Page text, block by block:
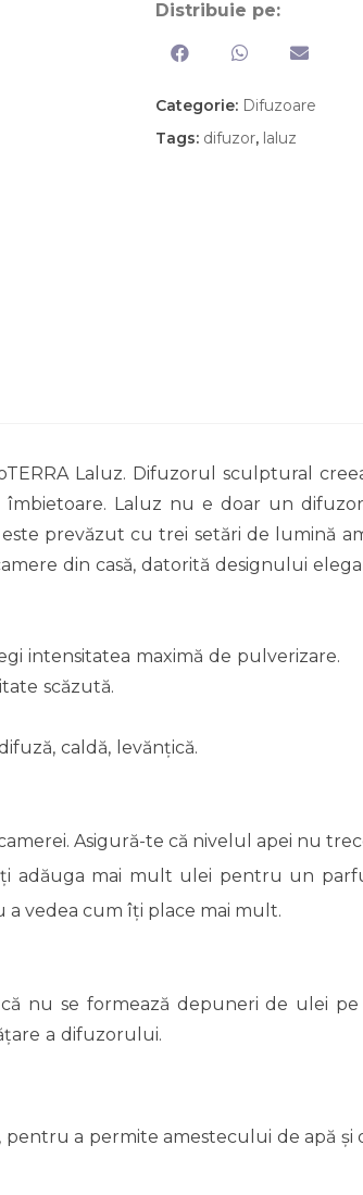
Distribuie pe:
Categorie: Difuzoare
Tags: difuzor, laluz
Laluz. Difuzorul sculptural
Laluz nu e doar un
prevăzut cu trei setări de lumină
din casă, datorită designului
intensitatea maximă de pulverizare.
scăzută.
caldă, levănțică.
Asigură-te că nivelul apei nu
adăuga mai mult ulei pentru un
vedea cum îți place mai mult.
nu se formează depuneri de ulei
a difuzorului.
a permite amestecului de apă și